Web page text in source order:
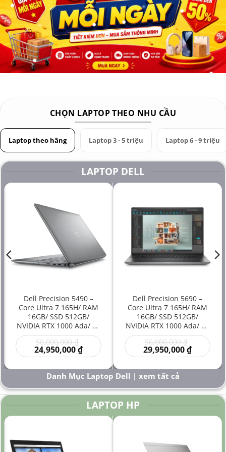
Thông số: HP 8760w
Màn hình Display: 17.3 inch
Bộ xử lý CPU: intel Core i5-2540M, 2640M
Cấu hình 1 : intel Core i5-2540M áp dụng cho bảng
giá web
Cấu hình 3 : intel Core i7-2720-QM đến 2920-XM
Xung nhịp Turbo: 2.50 GHz đến 3.50 GHz
Card đồ họa GPU: VGA AMD FirePro M5950 (hoặc)
NVIDIA Quadro 1000M, 2000M, 3000M, 4000M,
Ổ cứng Hard Drive: SSD 256GB
Pin Battery: Nguyên zin theo máy
Trọng lượng Weight: 2.5 kg
CHỌN LAPTOP THEO NHU CẦU
Laptop theo hãng Laptop 3 - 5 triệu Laptop 6 - 9 triệu
LAPTOP DELL
Dell Precision 5490 –
Core Ultra 7 165H/ RAM
16GB/ SSD 512GB/
NVIDIA RTX 1000 Ada/ 14
inch – Laptop
Workstation Đồ Họa Siêu
Gọn Hiệu Năng Cao Giá
50,000,000₫
gốc
là:
50,000,000 ₫.
24,950,000₫Giá
hiện
là:
24,950,000 ₫.
Dell Precision 5690 –
Core Ultra 7 165H/ RAM
16GB/ SSD 512GB/
NVIDIA RTX 1000 Ada/ 16
inch – Laptop
Workstation Cao Cấp Đồ
Họa Kỹ Thuật Sáng Tạo
50,000,000₫
gốc
là:
29,950,000₫Giá
hiện
là:
₫.
Danh Mục Laptop Dell | xem tất cả
LAPTOP HP